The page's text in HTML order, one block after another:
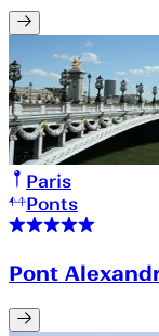
Paris
Ponts
Pont